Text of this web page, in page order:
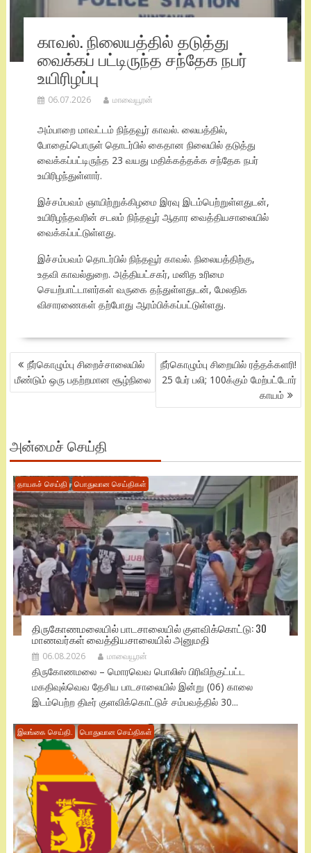
காவல். நிலையத்தில் தடுத்து
வைக்கப் பட்டிருந்த சந்தேக நபர்
உயிரிழப்பு
06.07.2026 மாவையூரன்
அம்பாறை மாவட்டம் நிந்தவூர் காவல். லையத்தில்,
போதைப்பொருள் தொடர்பில் கைதான நிலையில் தடுத்து
வைக்கப்பட்டிருந்த 23 வயது மதிக்கத்தக்க சந்தேக நபர்
உயிரிழந்துள்ளார்.
இச்சம்பவம் ஞாயிற்றுக்கிழமை இரவு இடம்பெற்றுள்ளதுடன்,
உயிரிழந்தவரின் சடலம் நிந்தவூர் ஆதார வைத்தியசாலையில்
வைக்கப்பட்டுள்ளது.
இச்சம்பவம் தொடர்பில் நிந்தவூர் காவல். நிலையத்திற்கு,
உதவி காவல்துறை. அத்தியட்சகர், மனித உரிமை
செயற்பாட்டாளர்கள் வருகை தந்துள்ளதுடன், மேலதிக
விசாரணைகள் தற்போது ஆரம்பிக்கப்பட்டுள்ளது.
POST
NAVIGATION
நீர்கொழும்பு சிறைச்சாலையில்
மீண்டும் ஒரு பதற்றமான சூழ்நிலை
நீர்கொழும்பு சிறையில் ரத்தக்களரி!
25 பேர் பலி; 100க்கும் மேற்பட்டோர்
காயம்
அன்மைச் செய்தி
தாயகச் செய்தி பொதுவான செய்திகள்
திருகோணமலையில் பாடசாலையில் குளவிக்கொட்டு: 30
மாணவர்கள் வைத்தியசாலையில் அனுமதி
06.08.2026 மாவையூரன்
திருகோணமலை – மொரவெவ பொலிஸ் பிரிவிற்குட்பட்ட
மகதிவுல்வெவ தேசிய பாடசாலையில் இன்று (06) காலை
இடம்பெற்ற திடீர் குளவிக்கொட்டுச் சம்பவத்தில் 30...
இலங்கை செய்தி. பொதுவான செய்திகள்